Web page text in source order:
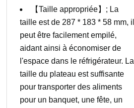
【Taille appropriée】; La
taille est de 287 * 183 * 58 mm, il
peut être facilement empilé,
aidant ainsi à économiser de
l'espace dans le réfrigérateur. La
taille du plateau est suffisante
pour transporter des aliments
pour un banquet, une fête, un